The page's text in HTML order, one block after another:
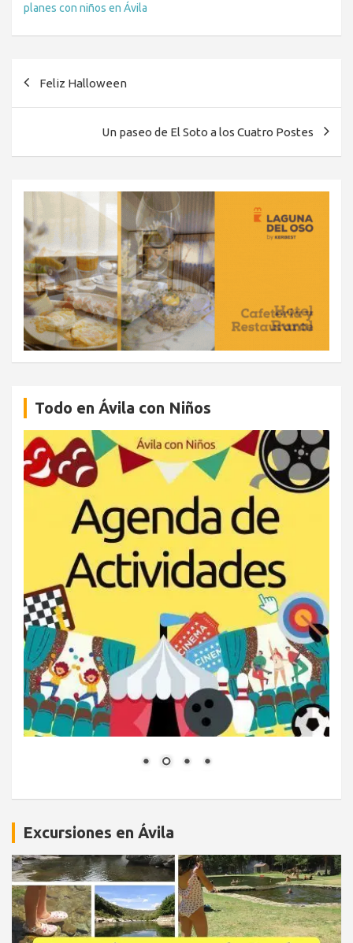
planes con niños en Ávila
Feliz Halloween
Un paseo de El Soto a los Cuatro Postes
Todo en Ávila con Niños
Excursiones en Ávila